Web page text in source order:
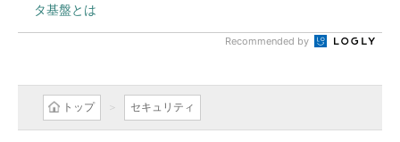
タ基盤とは
Recommended by
トップ セキュリティ